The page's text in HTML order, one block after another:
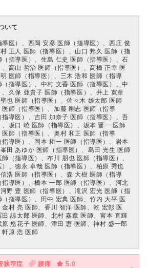
いて
医）、⻄岡 安彦 医師（指導医）、⻄庄 俊
正人 医師（指導医）、⼭⼝ 邦久 医師（指
指導医）、⽣島 仁史 医師（指導医）、⽯
高⼭ 哲治 医師（指導医）、高橋 正幸 医
医師（指導医）、三木 浩和 医師（指導
指導医）、中村 ⽂⾹ 医師（指導医）、中
久保 亜貴⼦ 医師（指導医）、井上 寛章
也 医師（指導医）、佐々木 雄太郎 医師
医師（指導医）、加藤 剛志 医師（指導
指導医）、吉⽥ 加奈⼦ 医師（指導医）、吾
坂⼝ 暁 医師（指導医）、坂本 晋⼀ 医師
医師（指導医）、奥村 和正 医師（指導
指導医）、岡本 耕⼀ 医師（指導医）、岩本
⽥ あゆか 医師（指導医）、島⽥ 光⽣ 医師
師（指導医）、布川 朋也 医師（指導医）、
、徳永 卓哉 医師（指導医）、柏原 秀也
浩 医師（指導医）、森 ⼤樹 医師（指導
指導医）、橋本 ⼀郎 医師（指導医）、河北
野 豊 医師（指導医）、滝沢 宏光 医師（指
指導医）、⽥中 宏典 医師、⽵内 ⼤平 医
村 亮 医師、⾹川 智洋 医師、乾 宏彰 医
諒太郎 医師、北村 嘉章 医師、宮本 直輝
原 悠花⼦ 医師、津⽥ 恵 医師、神村 盛⼀郎
軒原 浩 医師
狭窄症 腰痛
5.0